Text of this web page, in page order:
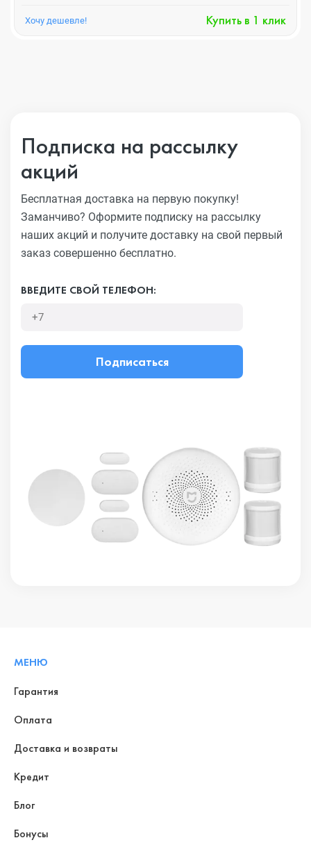
Хочу дешевле! Купить в 1 клик
Подписка на рассылку
акций
Бесплатная доставка на первую покупку!
Заманчиво? Оформите подписку на рассылку
наших акций и получите доставку на свой первый
заказ совершенно бесплатно.
ВВЕДИТЕ СВОЙ ТЕЛЕФОН:
Подписаться
МЕНЮ
Гарантия
Оплата
Доставка и возвраты
Кредит
Блог
Бонусы